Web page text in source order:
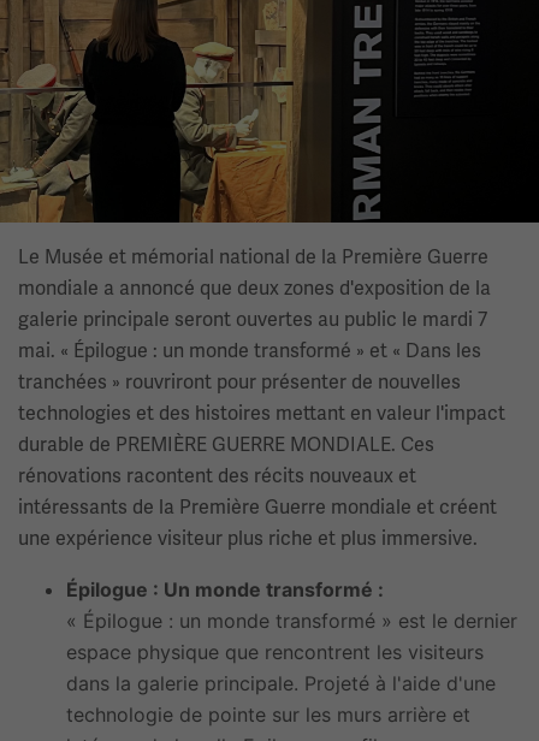
Le Musée et mémorial national de la Première Guerre
mondiale a annoncé que deux zones d'exposition de la
galerie principale seront ouvertes au public le mardi 7
mai. « Épilogue : un monde transformé » et « Dans les
tranchées » rouvriront pour présenter de nouvelles
technologies et des histoires mettant en valeur l'impact
durable de PREMIÈRE GUERRE MONDIALE. Ces
rénovations racontent des récits nouveaux et
intéressants de la Première Guerre mondiale et créent
une expérience visiteur plus riche et plus immersive.
Épilogue : Un monde transformé :
« Épilogue : un monde transformé » est le dernier
espace physique que rencontrent les visiteurs
dans la galerie principale. Projeté à l'aide d'une
technologie de pointe sur les murs arrière et